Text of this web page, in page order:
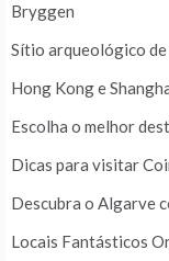
Bryggen
Sítio arqueológico
Hong Kong e
Escolha o melhor
Dicas para visitar
Descubra o Algarve
Locais Fantásticos